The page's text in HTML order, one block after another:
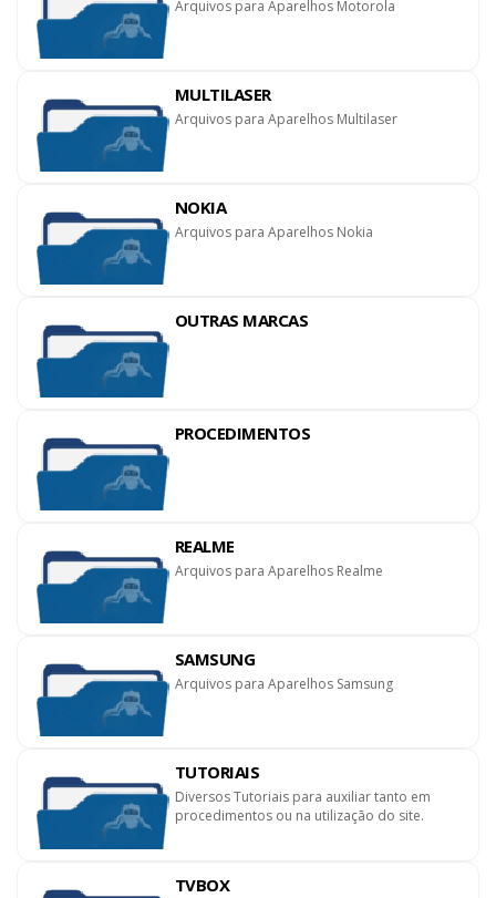
Arquivos para Aparelhos Motorola
MULTILASER
Arquivos para Aparelhos Multilaser
NOKIA
Arquivos para Aparelhos Nokia
OUTRAS MARCAS
PROCEDIMENTOS
REALME
Arquivos para Aparelhos Realme
SAMSUNG
Arquivos para Aparelhos Samsung
TUTORIAIS
Diversos Tutoriais para auxiliar tanto em
procedimentos ou na utilização do site.
TVBOX